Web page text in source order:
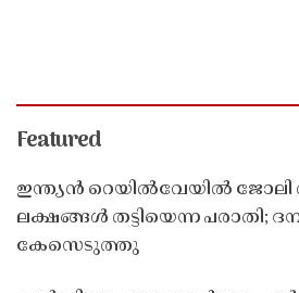
Featured
ഇന്ത്യൻ റെയിൽവേയിൽ ജോലി
ലക്ഷങ്ങൾ തട്ടിയെന്ന പരാതി;
കേസെടുത്തു